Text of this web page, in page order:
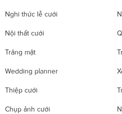
Nghi thức lễ cưới
Nội thất cưới
Trăng mật
Wedding planner
Thiệp cưới
Chụp ảnh cưới